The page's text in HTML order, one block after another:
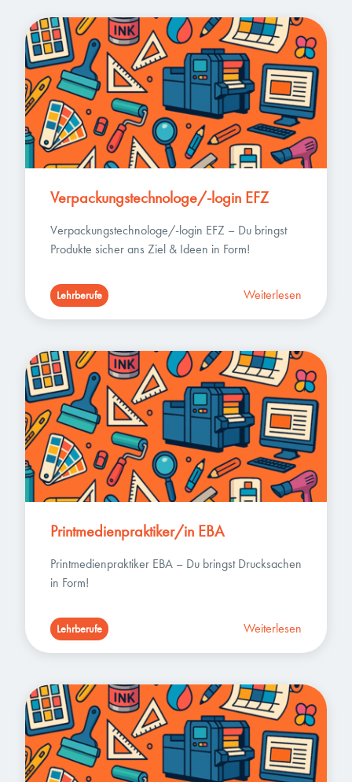
Verpackungstechnologe/-login EFZ
Verpackungstechnologe/-login EFZ – Du bringst
Produkte sicher ans Ziel & Ideen in Form!
Lehrberufe Weiterlesen
Printmedienpraktiker/in EBA
Printmedienpraktiker EBA – Du bringst Drucksachen
in Form!
Lehrberufe Weiterlesen